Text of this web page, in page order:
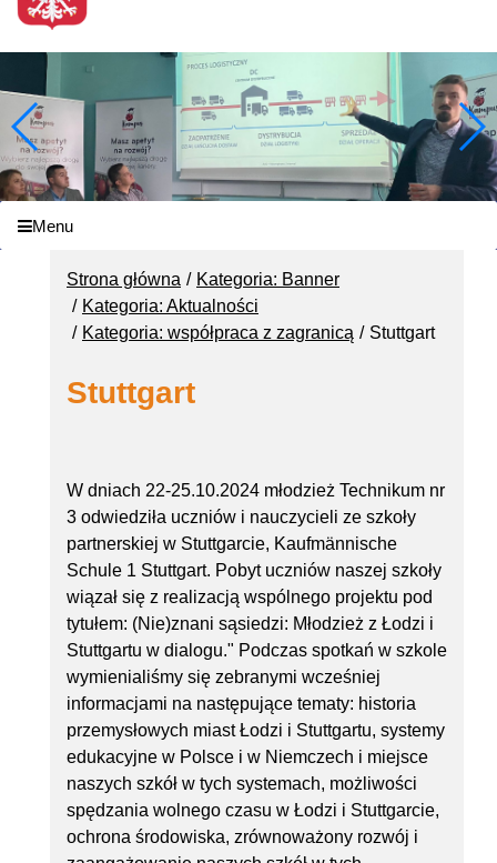
Menu
Strona główna
Kategoria: Banner
Kategoria: Aktualności
Kategoria: współpraca z zagranicą
Stuttgart
Stuttgart
W dniach 22-25.10.2024 młodzież Technikum nr
3 odwiedziła uczniów i nauczycieli ze szkoły
partnerskiej w Stuttgarcie, Kaufmännische
Schule 1 Stuttgart. Pobyt uczniów naszej szkoły
wiązał się z realizacją wspólnego projektu pod
tytułem: (Nie)znani sąsiedzi: Młodzież z Łodzi i
Stuttgartu w dialogu." Podczas spotkań w szkole
wymienialiśmy się zebranymi wcześniej
informacjami na następujące tematy: historia
przemysłowych miast Łodzi i Stuttgartu, systemy
edukacyjne w Polsce i w Niemczech i miejsce
naszych szkół w tych systemach, możliwości
spędzania wolnego czasu w Łodzi i Stuttgarcie,
ochrona środowiska, zrównoważony rozwój i